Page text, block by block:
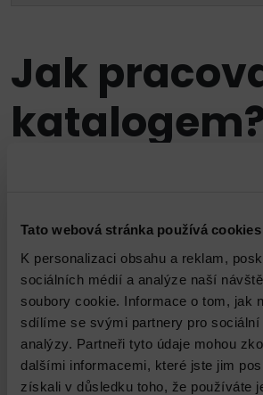
Tato webová stránka používá cookies
K personalizaci obsahu a reklam,
sociálních médií a analýze naší
soubory cookie. Informace o tom, jak
sdílíme se svými partnery pro sociální
analýzy. Partneři tyto údaje mohou
dalšími informacemi, které jste jim
získali v důsledku toho, že používáte
Jak
Katalog MarketPlace si klade za cíl
relevantních informací k vámi
produktu či službě. Váš výběr vás
nezavazuje. Zboží či služby, které do
nám slouží jako přehledný
vám mohli připravit na míru šitou
Seřadit